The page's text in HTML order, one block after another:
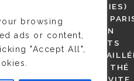
browsing
ads or content,
"Accept All",
A
(BUT GOODIES)
MAGOT !
PARIS EN
RESTAURANTS
PRESSE
SALONS DE THÉ
VIDÉOS
VITE